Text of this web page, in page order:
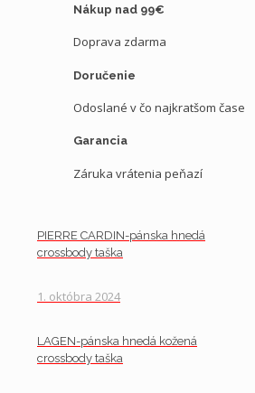
Nákup nad 99€
Doprava zdarma
Doručenie
Odoslané v čo najkratšom čase
Garancia
Záruka vrátenia peňazí
PIERRE CARDIN-pánska hnedá
crossbody taška
1. októbra 2024
LAGEN-pánska hnedá kožená
crossbody taška